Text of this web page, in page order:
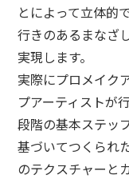
とによって立体的
行きのあるまなざ
実現します。
実際にプロメイク
プアーティストが
段階の基本ステッ
基づいてつくられ
のテクスチャーと